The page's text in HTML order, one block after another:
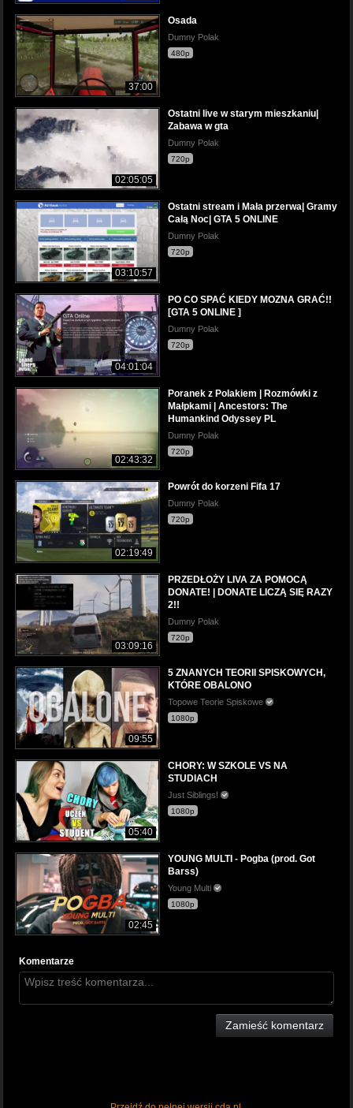
37:00
Osada
Dumny Polak
480p
02:05:05
Ostatni live w starym mieszkaniu|
Zabawa w gta
Dumny Polak
720p
03:10:57
Ostatni stream i Mała przerwa| Gramy
Całą Noc| GTA 5 ONLINE
Dumny Polak
720p
04:01:04
PO CO SPAĆ KIEDY MOZNA GRAĆ!!
[GTA 5 ONLINE ]
Dumny Polak
720p
02:43:32
Poranek z Polakiem | Rozmówki z
Małpkami | Ancestors: The
Humankind Odyssey PL
Dumny Polak
720p
02:19:49
Powrót do korzeni Fifa 17
Dumny Polak
720p
03:09:16
PRZEDŁOŻY LIVA ZA POMOCĄ
DONATE! | DONATE LICZĄ SIĘ RAZY
2!!
Dumny Polak
720p
09:55
5 ZNANYCH TEORII SPISKOWYCH,
KTÓRE OBALONO
Topowe Teorie Spiskowe
1080p
05:40
CHORY: W SZKOLE VS NA
STUDIACH
Just Siblings!
1080p
02:45
YOUNG MULTI - Pogba (prod. Got
Barss)
Young Multi
1080p
Komentarze
Zamieść komentarz